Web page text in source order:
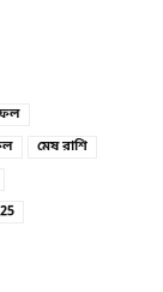
মেষ রাশি